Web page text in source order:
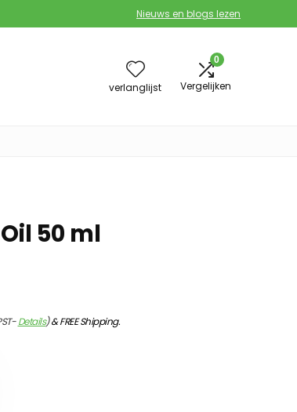
Nieuws en blogs lezen
verlanglijst
0
Vergelijken
50 ml
Details)&FREE Shipping.